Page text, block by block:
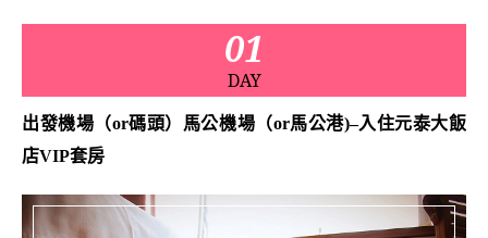
01
DAY
出發機場（or碼頭）馬公機場（or馬公港)–入住元泰大飯
店VIP套房